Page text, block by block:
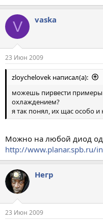
V vaska
23 Июн 2009
zloychelovek написал(а):
можешь пирвести примеры
охлаждением?
я так понял, их щас особо
Можно на любой диод
http://www.planar.spb.ru/
Негр
23 Июн 2009